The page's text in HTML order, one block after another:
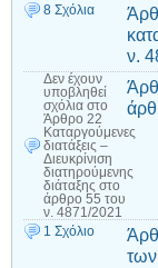
8 Σχόλια
ν.
Δεν έχουν
υποβληθεί
σχόλια στο
Άρθρο 22
Καταργούμενες
διατάξεις –
Διευκρίνιση
διατηρούμενης
διάταξης στο
άρθρο 55 του
ν. 4871/2021
1 Σχόλιο